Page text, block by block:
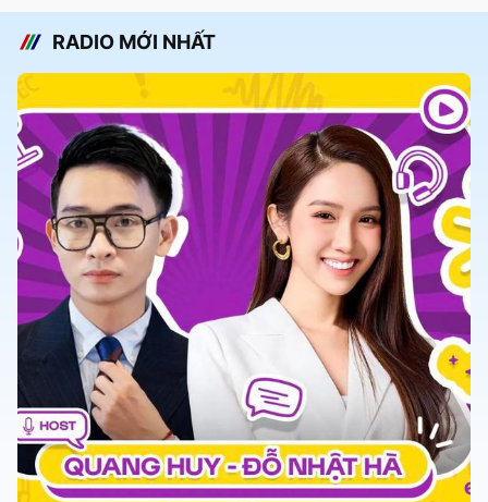
RADIO MỚI NHẤT